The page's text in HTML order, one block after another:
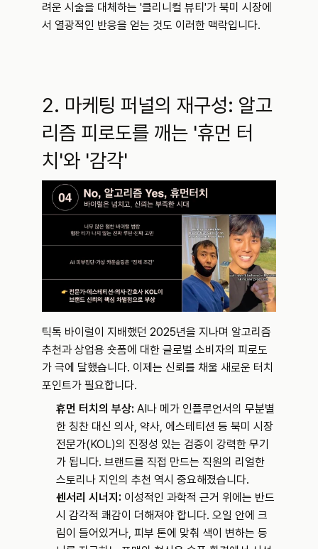
려운 시술을 대체하는 '클리니컬 뷰티'가 북미 시장에
서 열광적인 반응을 얻는 것도 이러한 맥락입니다.
2. 마케팅 퍼널의 재구성: 알고
리즘 피로도를 깨는 '휴먼 터
치'와 '감각'
틱톡 바이럴이 지배했던 2025년을 지나며 알고리즘
추천과 상업용 숏폼에 대한 글로벌 소비자의 피로도
가 극에 달했습니다. 이제는 신뢰를 채울 새로운 터치
포인트가 필요합니다.
휴먼 터치의 부상: AI나 메가 인플루언서의 무분별
한 칭찬 대신 의사, 약사, 에스테티션 등 북미 시장
전문가(KOL)의 진정성 있는 검증이 강력한 무기
가 됩니다. 브랜드를 직접 만드는 직원의 리얼한
스토리나 지인의 추천 역시 중요해졌습니다.
센서리 시너지: 이성적인 과학적 근거 위에는 반드
시 감각적 쾌감이 더해져야 합니다. 오일 안에 크
림이 들어있거나, 피부 톤에 맞춰 색이 변하는 등